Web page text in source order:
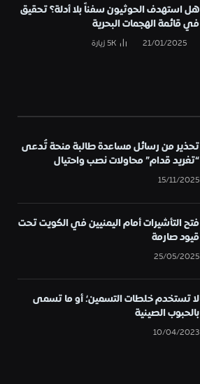
هل استهدف الحوثيون سفناً بلا أدلة؟ تحقيق
في قائمة الهجمات البحرية
21/01/2025
5Kزيارة
تحذير من رسائل مساعدة طالبة منحة تُدعى
“تغريد قدام” محاولات نصب واحتيال
15/11/2025
فتح التأشيرات أمام اليمنيين في الكويت تحت
قيود صارمة
25/05/2025
لا تستخدم خلطات التسمين؛ أو ما تسمى
بالحبوب الصينية
10/04/2023